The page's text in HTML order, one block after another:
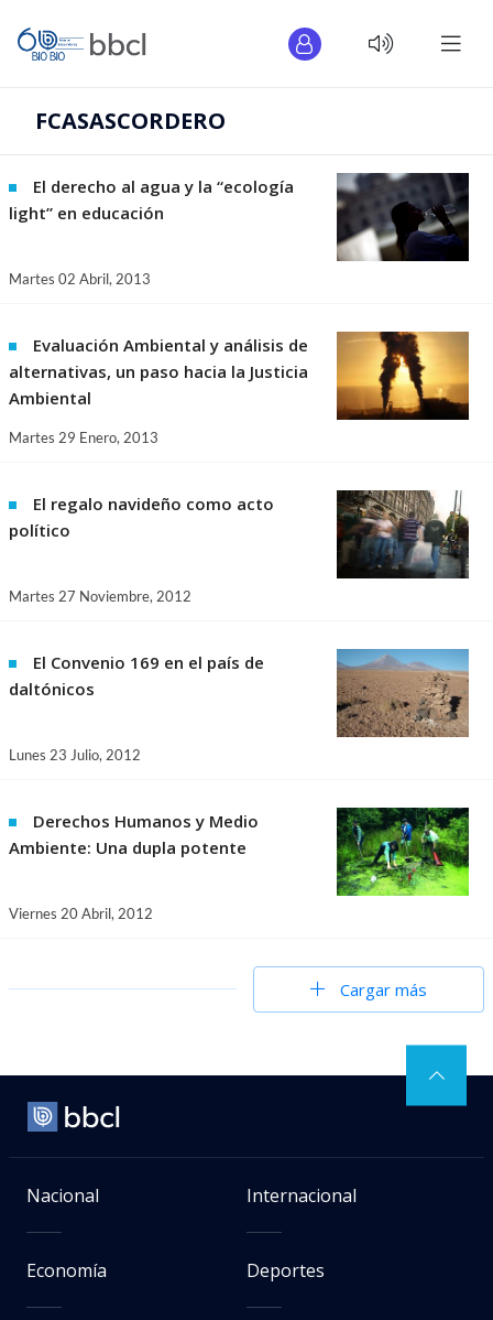
FCASASCORDERO
El derecho al agua y la “ecología
light” en educación
Martes 02 Abril, 2013
Evaluación Ambiental y análisis de
alternativas, un paso hacia la Justicia
Ambiental
Martes 29 Enero, 2013
El regalo navideño como acto
político
Martes 27 Noviembre, 2012
El Convenio 169 en el país de
daltónicos
Lunes 23 Julio, 2012
Derechos Humanos y Medio
Ambiente: Una dupla potente
Viernes 20 Abril, 2012
Cargar más
Nacional Internacional
Economía Deportes